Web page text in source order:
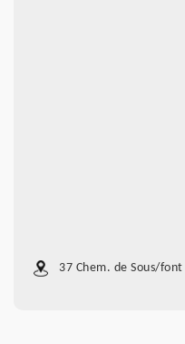
37 Chem. de Sous/